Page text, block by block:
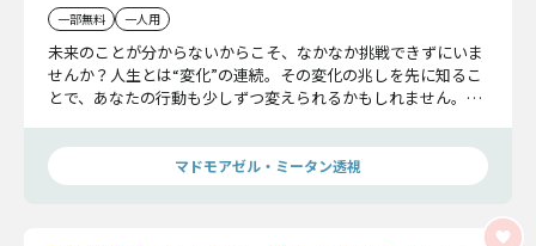
一部無料 一人用
未来のことが分からないからこそ、なかなか挑戦できずにいま
せんか？人生とは“変化”の連続。その変化の兆しを先に知るこ
とで、あなたの行動も少しずつ変えられるかもしれません。直
を解消していきましょう。
マドモアゼル・ミータン透視